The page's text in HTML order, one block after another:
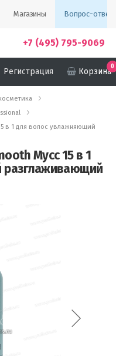
Магазины Вопрос-ответ
+7 (495) 795-9069
Регистрация Корзина
0
в 1 для волос увлажняющий
Мусс 15 в 1
разглаживающий